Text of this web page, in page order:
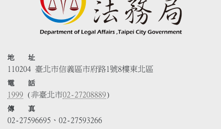
地 址
110204 臺北市信義區市府路1號8樓東北區
電 話
1999 (非臺北市02-27208889)
傳 真
02-27596695、02-27593266